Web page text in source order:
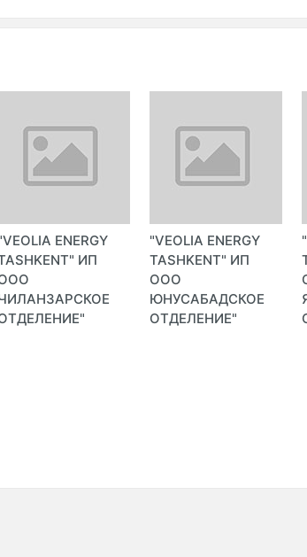
ENERGY
ИП
"VEOLIA ENERGY
TASHKENT" ИП
ООО
ЮНУСАБАДСКОЕ
ОТДЕЛЕНИЕ"